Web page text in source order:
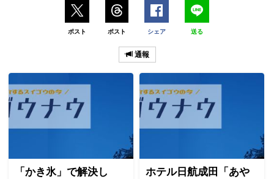
ポスト ポスト シェア 送る
通報
「かき氷」で解決し
ホテル日航成田「あや